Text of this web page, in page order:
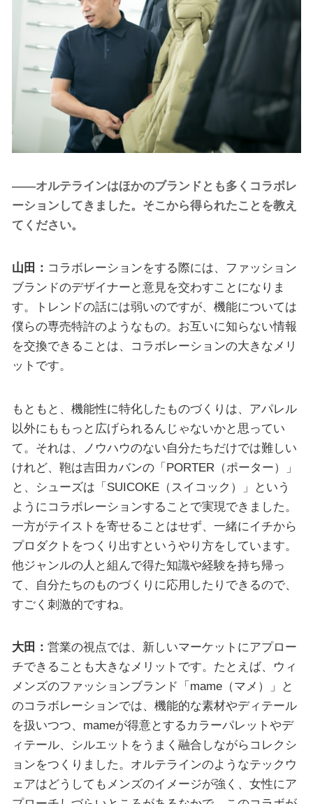
——オルテラインはほかのブランドとも多くコラボレ
ーションしてきました。そこから得られたことを教え
てください。
山田： コラボレーションをする際には、ファッション
ブランドのデザイナーと意見を交わすことになりま
す。トレンドの話には弱いのですが、機能については
僕らの専売特許のようなもの。お互いに知らない情報
を交換できることは、コラボレーションの大きなメリ
ットです。
もともと、機能性に特化したものづくりは、アパレル
以外にももっと広げられるんじゃないかと思ってい
て。それは、ノウハウのない自分たちだけでは難しい
けれど、鞄は吉田カバンの「PORTER（ポーター）」
と、シューズは「SUICOKE（スイコック）」という
ようにコラボレーションすることで実現できました。
一方がテイストを寄せることはせず、一緒にイチから
プロダクトをつくり出すというやり方をしています。
他ジャンルの人と組んで得た知識や経験を持ち帰っ
て、自分たちのものづくりに応用したりできるので、
すごく刺激的ですね。
大田： 営業の視点では、新しいマーケットにアプロー
チできることも大きなメリットです。たとえば、ウィ
メンズのファッションブランド「mame（マメ）」と
のコラボレーションでは、機能的な素材やディテール
を扱いつつ、mameが得意とするカラーパレットやデ
ィテール、シルエットをうまく融合しながらコレクシ
ョンをつくりました。オルテラインのようなテックウ
ェアはどうしてもメンズのイメージが強く、女性にア